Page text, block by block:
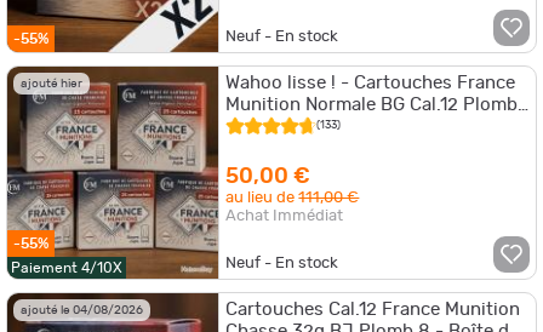
-55% Neuf - En stock
ajouté hier
-55%
Paiement 4/10X
Wahoo lisse ! - Cartouches France
Munition Normale BG Cal.12 Plomb
8 - 125 cartouches
(133)
50,00 €
au lieu de111,00 €
Achat Immédiat
Neuf - En stock
ajouté le 04/08/2026
Cartouches Cal.12 France Munition